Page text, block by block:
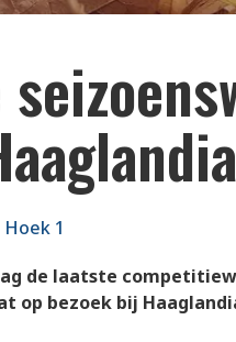
Hoek 1
de laatste
op bezoek bij